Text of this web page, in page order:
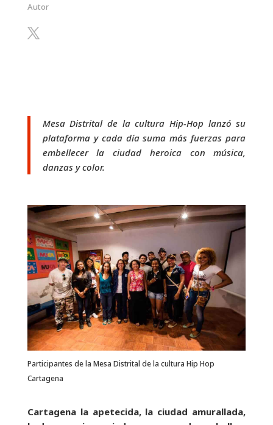
Autor
Mesa Distrital de la cultura Hip-Hop lanzó su
plataforma y cada día suma más fuerzas para
embellecer la ciudad heroica con música,
danzas y color.
Participantes de la Mesa Distrital de la cultura Hip Hop
Cartagena
Cartagena la apetecida, la ciudad amurallada,